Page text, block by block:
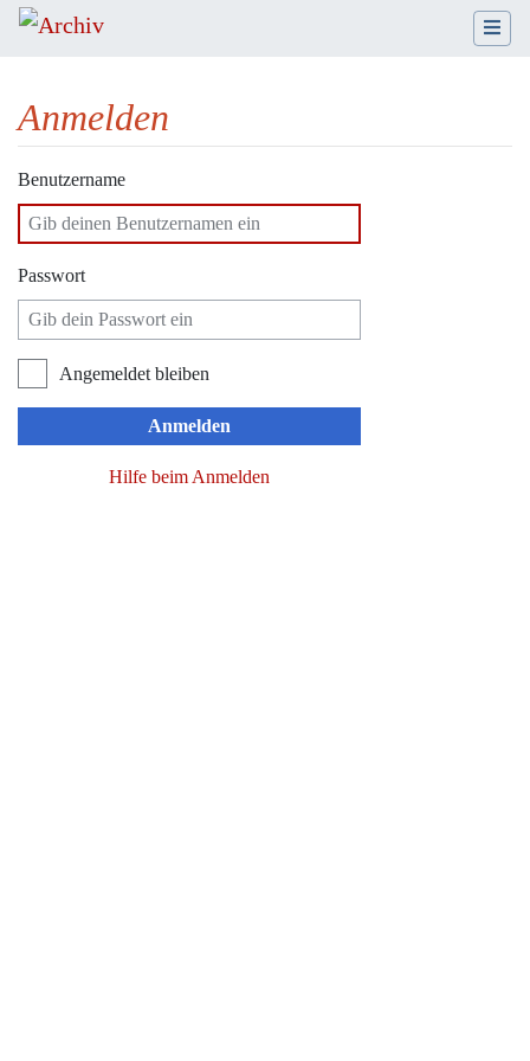
Anmelden
Wechseln zu:Navigation
Benutzername
Passwort
Angemeldet bleiben
Anmelden
Hilfe beim Anmelden